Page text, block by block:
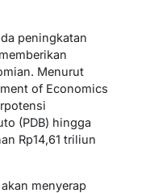
peningkatan
Menurut
of Economics
(PDB) hingga
Rp14,61 triliun
menyerap